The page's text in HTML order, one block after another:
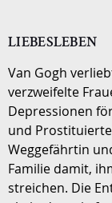
LIEBESLEBEN
Van Gogh
verzweifelte
Depressionen
und
Weggefährtin
Familie damit,
streichen. Die